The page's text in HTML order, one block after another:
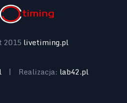
2015 livetiming.pl
| Realizacja: lab42.pl